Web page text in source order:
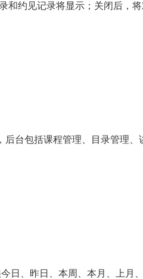
和约见记录将显示；关闭后，
台包括课程管理、目录管理、
日、昨日、本周、本月、上月